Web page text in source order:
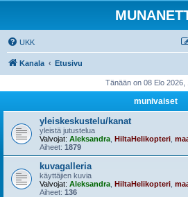
UKK
Kanala Etusivu
Tänään on 08 Elo 2026,
munivaiset
yleiskeskustelu/kanat
yleistä jutustelua
Valvojat: Aleksandra HiltaHelikopteri
Aiheet: 1879
kuvagalleria
käyttäjien kuvia
Valvojat: Aleksandra HiltaHelikopteri
Aiheet: 136